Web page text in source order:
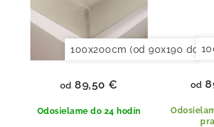
100x200cm (od 90x190 do
Odosielame do 24 hodín
od 89,50 € od